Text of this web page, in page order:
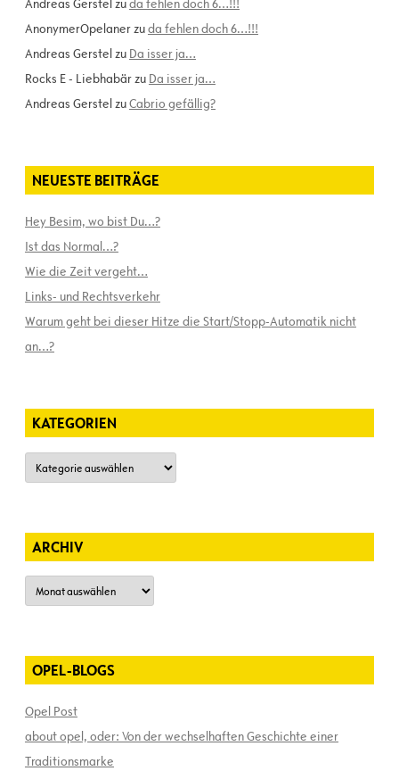
Andreas Gerstelzuda fehlen doch 6…!!!
AnonymerOpelanerzuda fehlen doch 6…!!!
Andreas Gerstelzu Da isser ja…
Rocks E - Liebhabärzu Da isser ja…
Andreas GerstelzuCabrio gefällig?
NEUESTE BEITRÄGE
Hey Besim, wo bist Du…?
Ist das Normal…?
Wie die Zeit vergeht…
Links- und Rechtsverkehr
Warum geht bei dieser Hitze die Start/Stopp-Automatik nicht
an…?
KATEGORIEN
Kategorien
ARCHIV
Archiv
OPEL-BLOGS
Opel Post
about opel, oder: Von der wechselhaften Geschichte einer
Traditionsmarke